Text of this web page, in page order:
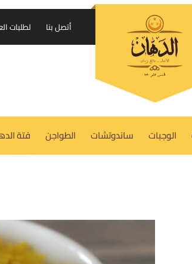
لطلبات أتصل بنا الكود على واتساب
USERNAME OR EMAIL
PASSWORD* فتة الطواجن ساندوتشات الوجبات